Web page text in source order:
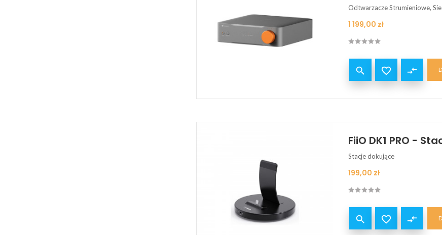
Odtwarzacze Strumieniowe,
Cena
1 199,00 zł
  compare_arrows
FiiO DK1 PRO -
Stacje dokujące
Cena
199,00 zł
  compare_arrows